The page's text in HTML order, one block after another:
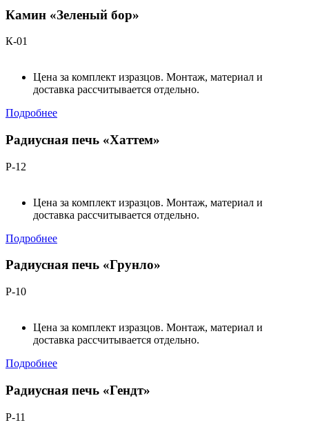
Камин «Зеленый бор»
К-01
Цена за комплект изразцов. Монтаж, материал и
доставка рассчитывается отдельно.
Подробнее
Радиусная печь «Хаттем»
Р-12
Цена за комплект изразцов. Монтаж, материал и
доставка рассчитывается отдельно.
Подробнее
Радиусная печь «Грунло»
Р-10
Цена за комплект изразцов. Монтаж, материал и
доставка рассчитывается отдельно.
Подробнее
Радиусная печь «Гендт»
Р-11